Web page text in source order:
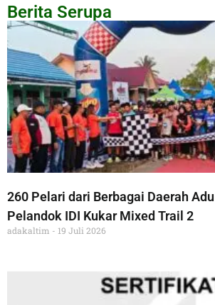
Berita Serupa
260 Pelari dari Berbagai Daerah
Pelandok IDI Kukar Mixed Trail 2
adakaltim 19 Juli 2026